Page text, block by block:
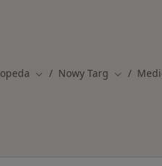
Zmień miasto
Nowy Targ Zmień